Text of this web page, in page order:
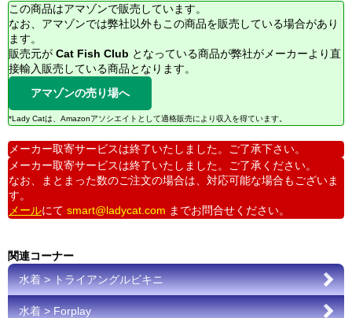
この商品はアマゾンで販売しています。
なお、アマゾンでは弊社以外もこの商品を販売している場合があり
ます。
販売元が Cat Fish Club となっている商品が弊社がメーカーより直
接輸入販売している商品となります。
アマゾンの売り場へ
*Lady Catは、Amazonアソシエイトとして適格販売により収入を得ています。
メーカー取寄サービスは終了いたしました。ご了承下さい。
メーカー取寄サービスは終了いたしました。ご了承ください。
なお、まとまった数のご注文の場合は、対応可能な場合もございま
す。
メールにて smart@ladycat.com までお問合せください。
関連コーナー
水着 > トライアングルビキニ
水着 > Forplay